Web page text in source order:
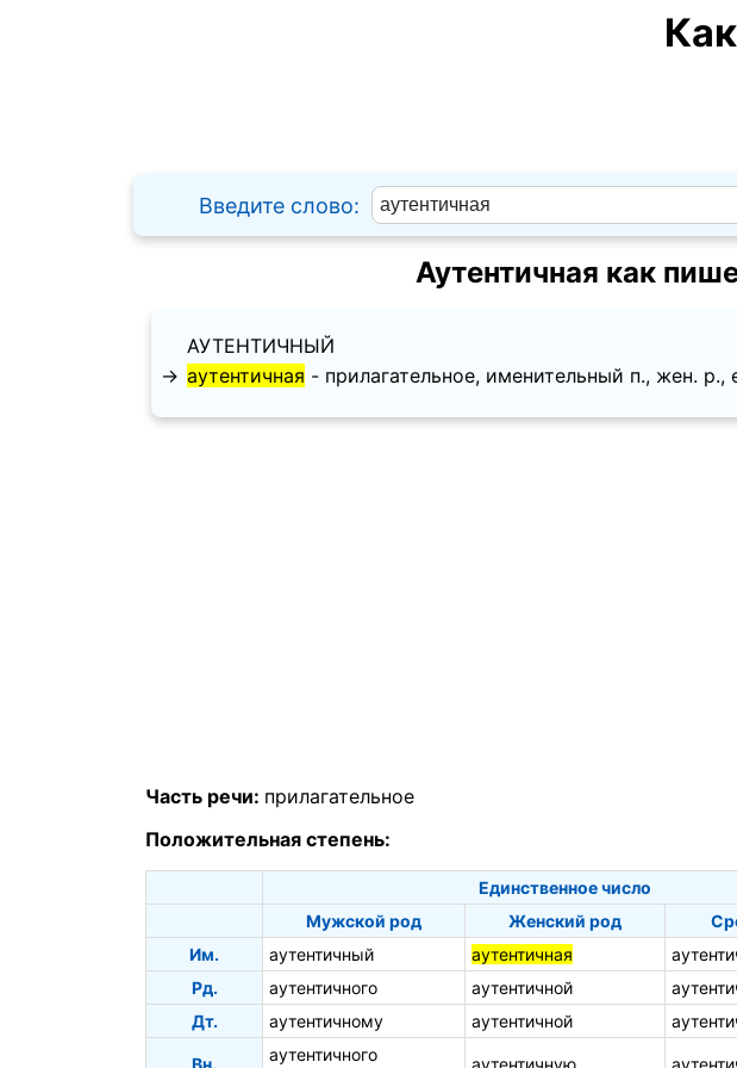
Введите слово:
Аутентичная как
АУТЕНТИЧНЫЙ
→ аутентичная - прилагательное, именительный п., жен. p.,
Часть речи: прилагательное
Положительная степень:
Единственное число
Мужской род
Женский род
Им.
аутентичный аутентичная
Рд.
аутентичного аутентичной
Дт.
аутентичному аутентичной
аутентичного